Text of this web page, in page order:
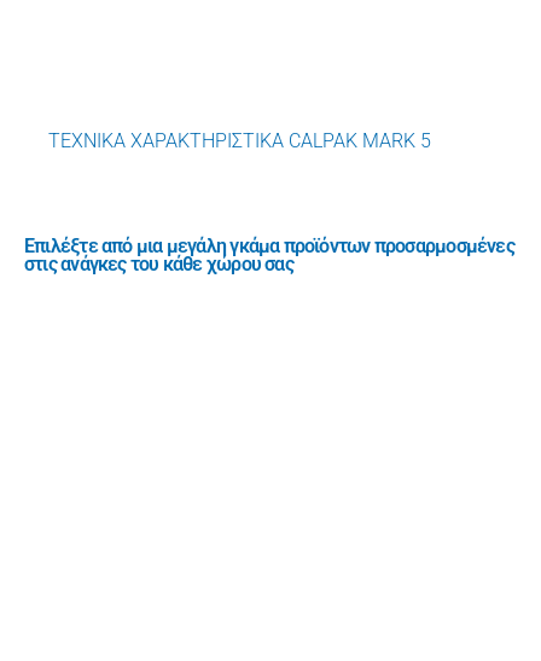
ΤΕΧΝΙΚΑ ΧΑΡΑΚΤΗΡΙΣΤΙΚΑ CALPAK MARK 5
Επιλέξτε από μια μεγάλη γκάμα προϊόντων προσαρμοσμένες
στις ανάγκες του κάθε χώρου σας